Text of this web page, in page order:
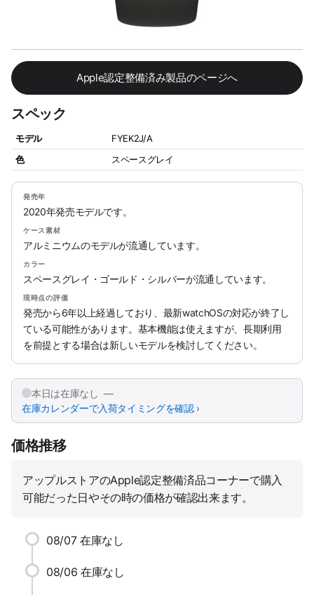
Apple認定整備済み製品のページへ
スペック
モデル
FYEK2J/A
色
スペースグレイ
発売年
2020年発売モデルです。
ケース素材
アルミニウムのモデルが流通しています。
カラー
スペースグレイ・ゴールド・シルバーが流通しています。
現時点の評価
発売から6年以上経過しており、最新watchOSの対応が終了し
ている可能性があります。基本機能は使えますが、長期利用
を前提とする場合は新しいモデルを検討してください。
本日は在庫なし —
在庫カレンダーで入荷タイミングを確認 ›
価格推移
アップルストアのApple認定整備済品コーナーで購入
可能だった日やその時の価格が確認出来ます。
08/07 在庫なし
08/06 在庫なし